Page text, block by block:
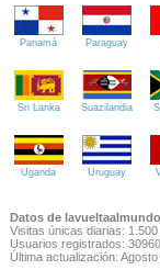
Panamá Paraguay
Sri Lanka Suazilandia
Uganda Uruguay
Datos de
Visitas únicas diarias: 1.500
Usuarios registrados: 30960
Última actualización: